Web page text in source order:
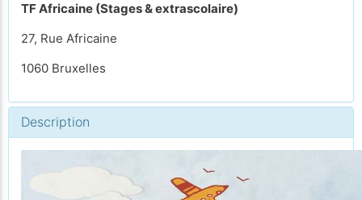
TF Africaine (Stages & extrascolaire)
27, Rue Africaine
1060 Bruxelles
Description